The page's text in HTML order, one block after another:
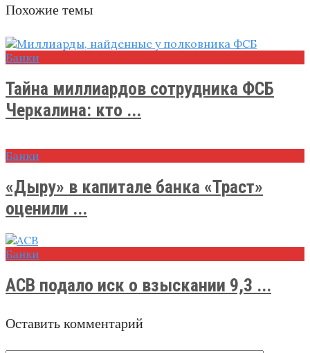
Похожие темы
Банки
Тайна миллиардов сотрудника ФСБ
Черкалина: кто ...
Банки
«Дыру» в капитале банка «Траст»
оценили ...
Банки
АСВ подало иск о взыскании 9,3 ...
Оставить комментарий